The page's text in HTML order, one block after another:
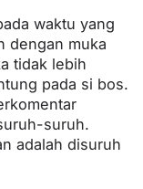
waktu yang
dengan muka
tidak lebih
pada si bos.
suruh.
adalah disuruh